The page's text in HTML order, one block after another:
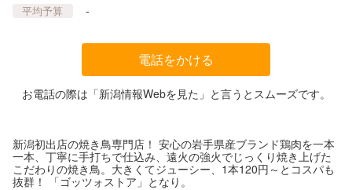
平均予算 -
電話をかける
お電話の際は「新潟情報Webを見た」と言うとスムーズです。
新潟初出店の焼き鳥専門店！ 安心の岩手県産ブランド鶏肉を一本
一本、丁寧に手打ちで仕込み、遠火の強火でじっくり焼き上げた
こだわりの焼き鳥。大きくてジューシー、1本120円～とコスパも
抜群！ 「ゴッツォストア」となり。